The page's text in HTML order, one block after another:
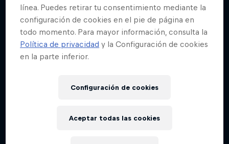
línea. Puedes retirar tu consentimiento mediante la
configuración de cookies en el pie de página en
todo momento. Para mayor información, consulta la
Política de privacidad y la Configuración de cookies
en la parte inferior.
Configuración de cookies
Aceptar todas las cookies